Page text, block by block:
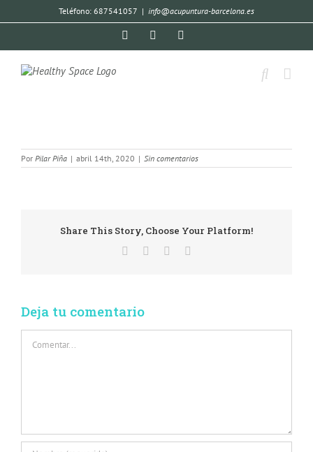
Teléfono: 687541057 | info@acupuntura-barcelona.es
Por Pilar Piña | abril 14th, 2020 | Sin comentarios
Share This Story, Choose Your Platform!
Deja tu comentario